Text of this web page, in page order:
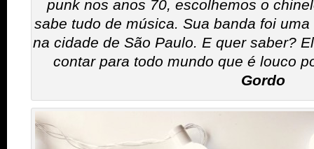
punk nos anos 70, escolhemos o
sabe tudo de música. Sua banda foi
na cidade de São Paulo. E quer saber?
contar para todo mundo que é louco
Gordo